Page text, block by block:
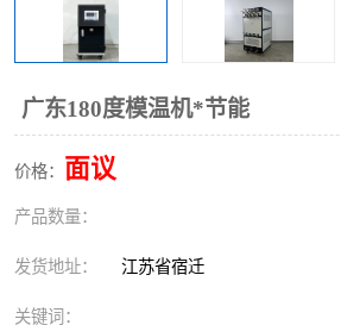
广东180度模温机*节能
价格： 面议
产品数量：
发货地址： 江苏省宿迁
关键词：